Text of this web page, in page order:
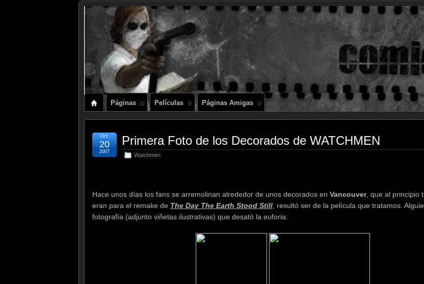
Comics
Páginas Películas Páginas Amigas
Primera Foto de los Decorados de WATCHMEN
Watchmen
Oct
20
2007
Hace unos días los fans se arremolinan alrededor de unos decorados en Vancouver, que al principio
eran para el remake de The Day The Earth Stood Still, resultó ser de la película que tratamos.
fotografía (adjunto viñetas ilustrativas) que desató la euforia: